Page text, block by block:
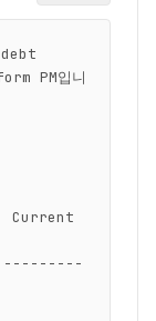
PM입니